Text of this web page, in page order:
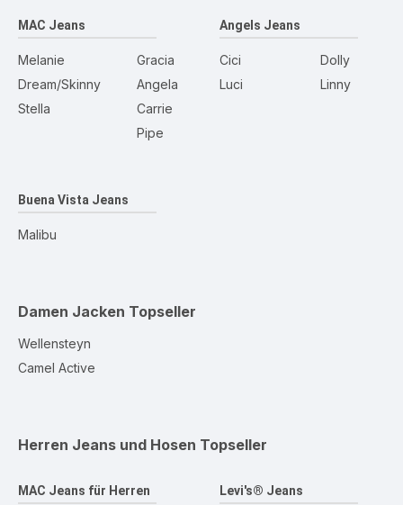
MAC Jeans
Melanie
Dream/Skinny
Stella
Gracia
Angela
Carrie
Pipe
Angels Jeans
Cici
Luci
Dolly
Linny
Buena Vista Jeans
Malibu
Damen Jacken Topseller
Wellensteyn
Camel Active
Herren Jeans und Hosen Topseller
MAC Jeans für Herren Levi's® Jeans